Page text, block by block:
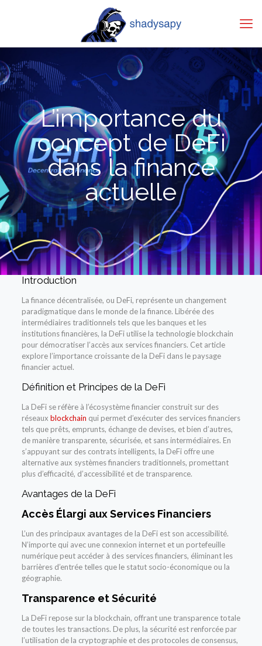
L’importance du
concept de DeFi
dans la finance
actuelle
Introduction
La finance décentralisée, ou DeFi, représente un changement
paradigmatique dans le monde de la finance. Libérée des
intermédiaires traditionnels tels que les banques et les
institutions financières, la DeFi utilise la technologie blockchain
pour démocratiser l’accès aux services financiers. Cet article
explore l’importance croissante de la DeFi dans le paysage
financier actuel.
Définition et Principes de la DeFi
La DeFi se réfère à l’écosystème financier construit sur des
réseaux blockchain qui permet d’exécuter des services financiers
tels que prêts, emprunts, échange de devises, et bien d’autres,
de manière transparente, sécurisée, et sans intermédiaires. En
s’appuyant sur des contrats intelligents, la DeFi offre une
alternative aux systèmes financiers traditionnels, promettant
plus d’efficacité, d’accessibilité et de transparence.
Avantages de la DeFi
Accès Élargi aux Services Financiers
L’un des principaux avantages de la DeFi est son accessibilité.
N’importe qui avec une connexion internet et un portefeuille
numérique peut accéder à des services financiers, éliminant les
barrières d’entrée telles que le statut socio-économique ou la
géographie.
Transparence et Sécurité
La DeFi repose sur la blockchain, offrant une transparence totale
de toutes les transactions. De plus, la sécurité est renforcée par
l’utilisation de la cryptographie et des protocoles de consensus,